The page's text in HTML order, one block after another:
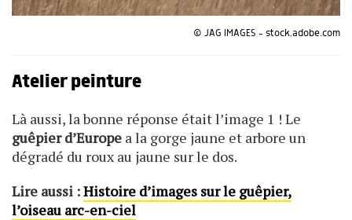
© JAG IMAGES - stock.adobe.com
Atelier peinture
Là aussi, la bonne réponse était l’image 1 ! Le
guêpier d’Europe a la gorge jaune et arbore un
dégradé du roux au jaune sur le dos.
Lire aussi :Histoire d’images sur le guêpier,
l’oiseau arc-en-ciel